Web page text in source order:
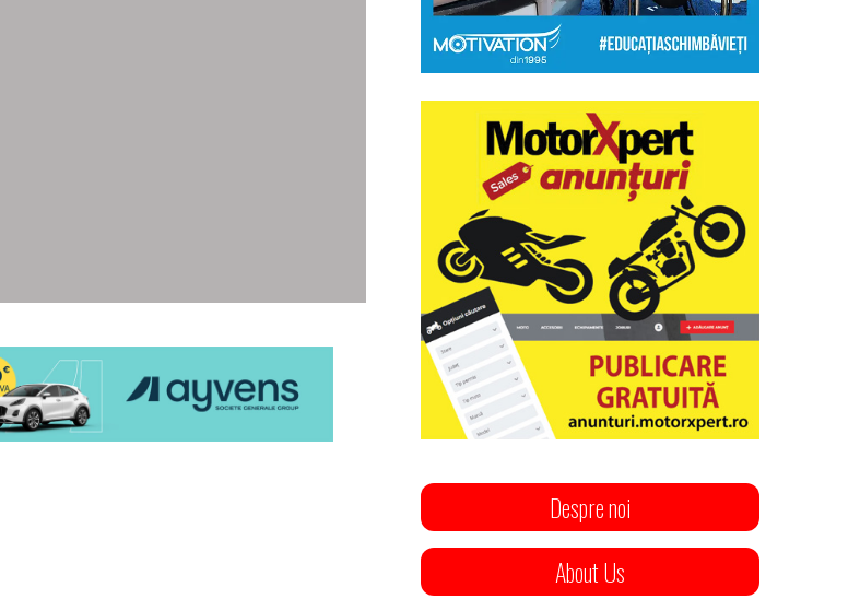
Despre noi
About Us